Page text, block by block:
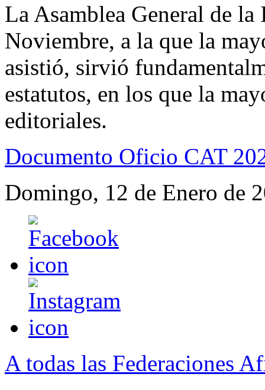
La Asamblea General de la
Noviembre, a la que la
asistió, sirvió
estatutos, en los que la
editoriales.
Documento Oficio CAT
Domingo, 12 de Enero de
A todas las Federaciones